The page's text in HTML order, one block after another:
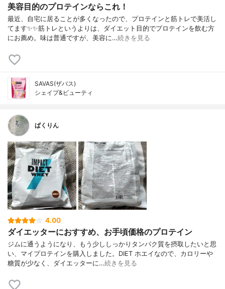
美容目的のプロテインならこれ！
最近、自宅に居ることが多くなったので、プロテインと筋トレで美活し
てます✨✨筋トレというよりは、ダイエット目的でプロテインを飲む方
にお薦め。味は普通ですが、美容に…続きを見る
SAVAS(ザバス)
シェイプ&ビューティ
ぱくりん
4.00
ダイエッターにおすすめ、お手頃価格のプロテイン
ジムに通うようになり、もう少ししっかりタンパク質を摂取したいと思
い、マイプロテインを購入しました。DIET ホエイなので、カロリーや
糖質が少なく、ダイエッターに…続きを見る